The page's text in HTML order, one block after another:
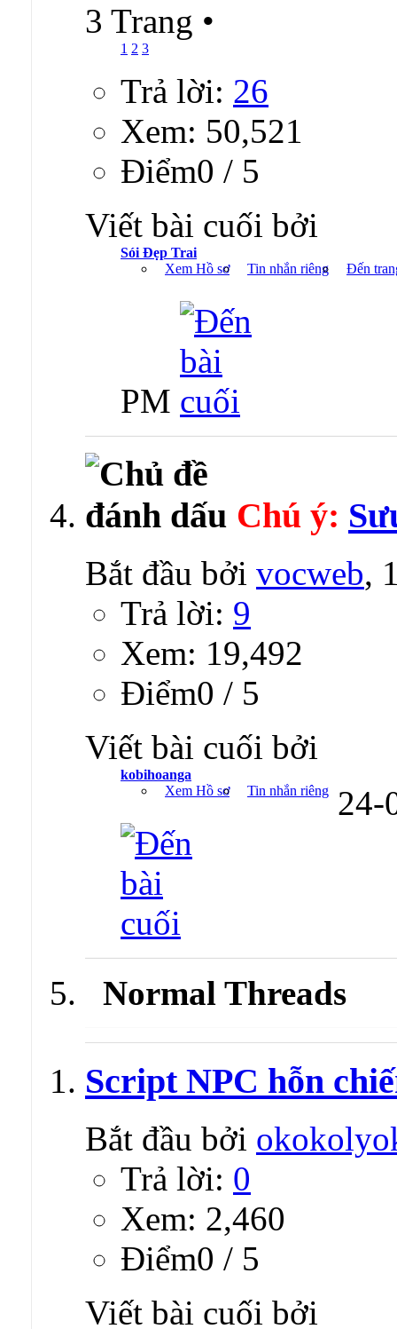
3 Trang •
1 2 3
Trả lời: 26
Xem: 50,521
Ðiểm0 / 5
Viết bài cuối bởi
Sói Đẹp Trai
Xem Hồ sơ
Tin nhắn riêng Đến
PM
Chú ý:
Bắt đầu bởi vocweb,
Trả lời: 9
Xem: 19,492
Ðiểm0 / 5
Viết bài cuối bởi
kobihoanga
Xem Hồ sơ
Tin nhắn riêng 24-
Normal Threads
Script NPC hỗn
Bắt đầu bởi
Trả lời: 0
Xem: 2,460
Ðiểm0 / 5
Viết bài cuối bởi